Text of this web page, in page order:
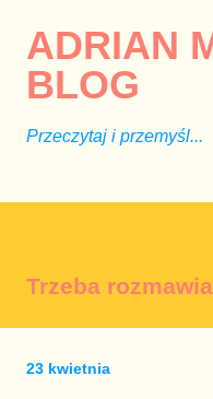
ADRIAN
BLOG
Przeczytaj i przemyśl...
Trzeba
23 kwietnia